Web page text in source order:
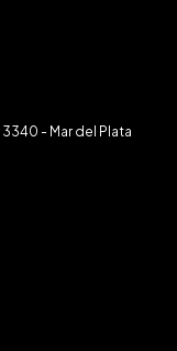
3340 - Mar del Plata